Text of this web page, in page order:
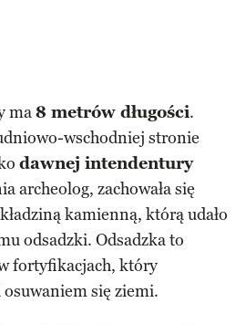
ma8 metrów długości.
wschodniej stronie
dawnej intendentury
archeolog, zachowała się
kamienną, którą udało
odsadzki. Odsadzka to
fortyfikacjach, który
osuwaniem się ziemi.